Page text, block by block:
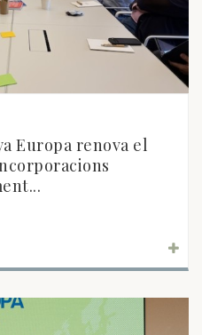
Europa renova el